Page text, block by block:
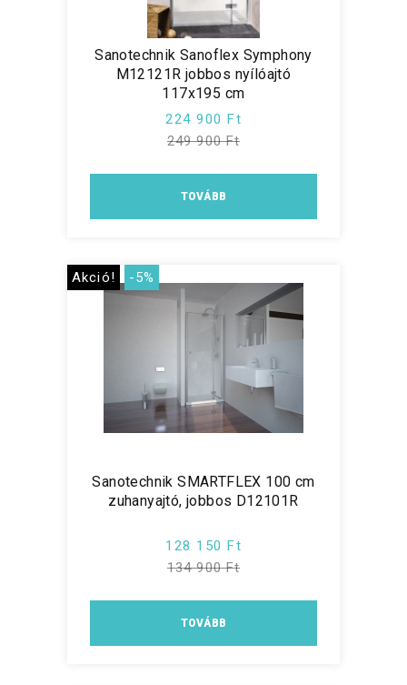
Sanotechnik Sanoflex Symphony
M12121R jobbos nyílóajtó
117x195 cm
224 900 Ft
249 900 Ft
TOVÁBB
Akció! -5%
Sanotechnik SMARTFLEX 100 cm
zuhanyajtó, jobbos D12101R
128 150 Ft
134 900 Ft
TOVÁBB